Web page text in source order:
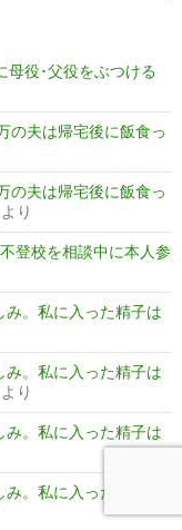
母役･父役をぶつける
の夫は帰宅後に飯食っ
の夫は帰宅後に飯食っ
より
登校を相談中に本人参
。私に入った精子は
。私に入った精子は
より
。私に入った精子は
。私に入った精子は